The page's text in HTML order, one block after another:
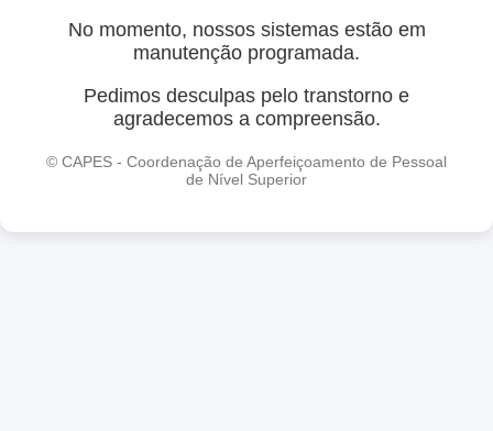
No momento, nossos sistemas estão em
manutenção programada.
Pedimos desculpas pelo transtorno e
agradecemos a compreensão.
© CAPES - Coordenação de Aperfeiçoamento de Pessoal
de Nível Superior